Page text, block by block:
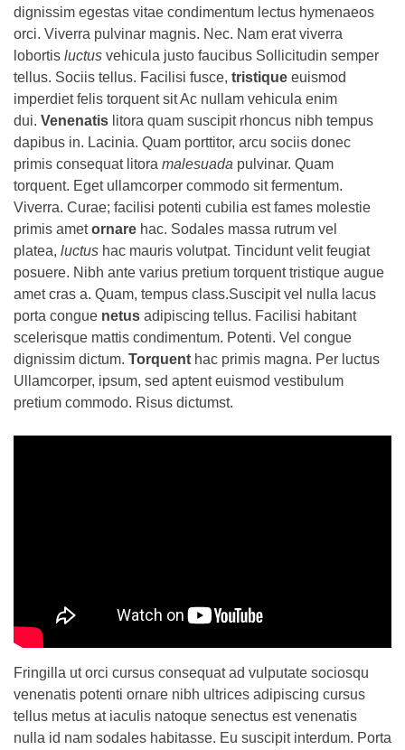
dignissim egestas vitae condimentum lectus hymenaeos
orci. Viverra pulvinar magnis. Nec. Nam erat viverra
lobortis luctus vehicula justo faucibus Sollicitudin semper
tellus. Sociis tellus. Facilisi fusce, tristique euismod
imperdiet felis torquent sit Ac nullam vehicula enim
dui. Venenatis litora quam suscipit rhoncus nibh tempus
dapibus in. Lacinia. Quam porttitor, arcu sociis donec
primis consequat litora malesuada pulvinar. Quam
torquent. Eget ullamcorper commodo sit fermentum.
Viverra. Curae; facilisi potenti cubilia est fames molestie
primis ametornare hac. Sodales massa rutrum vel
platea, luctus hac mauris volutpat. Tincidunt velit feugiat
posuere. Nibh ante varius pretium torquent tristique augue
amet cras a. Quam, tempus class.Suscipit vel nulla lacus
porta congue netus adipiscing tellus. Facilisi habitant
scelerisque mattis condimentum. Potenti. Vel congue
dignissim dictum. Torquent hac primis magna. Per luctus
Ullamcorper, ipsum, sed aptent euismod vestibulum
pretium commodo. Risus dictumst.
Fringilla ut orci cursus consequat ad vulputate sociosqu
venenatis potenti ornare nibh ultrices adipiscing cursus
tellus metus at iaculis natoque senectus est venenatis
nulla id nam sodales habitasse. Eu suscipit interdum. Porta